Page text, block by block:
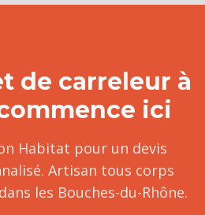
de carreleur à
ici
Habitat pour un devis
Artisan tous corps
les Bouches-du-Rhône.